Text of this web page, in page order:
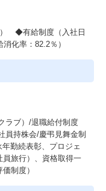
◆有給制度（入社日
化率：82.2％）
ラブ）/退職給付制度
員持株会/慶弔見舞金制
勤続表彰、プロジェ
旅行）、資格取得一
制度）